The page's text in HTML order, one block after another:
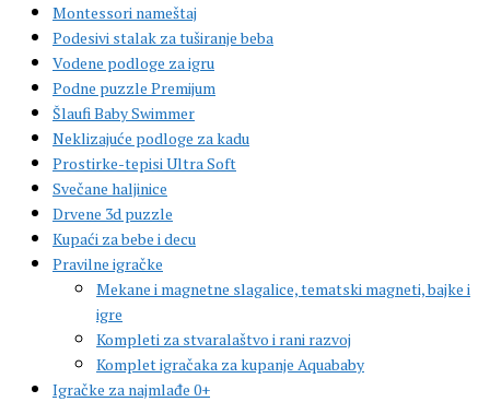
Montessori nameštaj
Podesivi stalak za tuširanje beba
Vodene podloge za igru
Podne puzzle Premijum
Šlaufi Baby Swimmer
Neklizajuće podloge za kadu
Prostirke-tepisi Ultra Soft
Svečane haljinice
Drvene 3d puzzle
Kupaći za bebe i decu
Pravilne igračke
Mekane i magnetne slagalice, tematski magneti, bajke i
igre
Kompleti za stvaralaštvo i rani razvoj
Komplet igračaka za kupanje Aquababy
Igračke za najmlađe 0+